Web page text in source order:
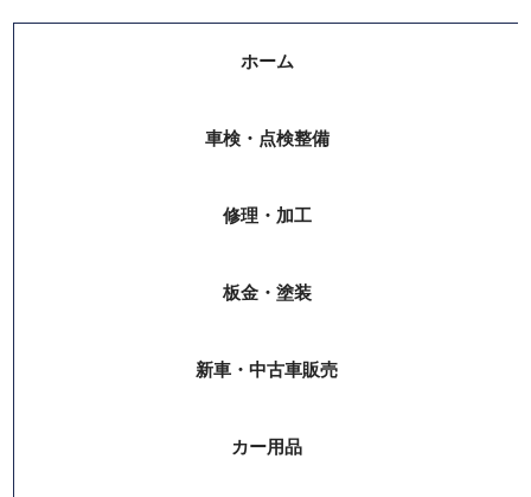
ホーム
車検・点検整備
修理・加工
板金・塗装
新車・中古車販売
カー用品